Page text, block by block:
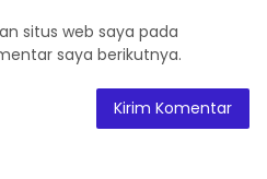
situs web saya pada
saya berikutnya.